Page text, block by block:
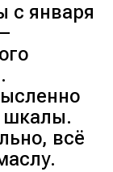
с января
шкалы.
всё